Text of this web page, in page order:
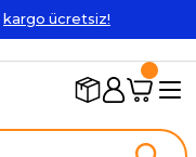
kargo ücretsiz!